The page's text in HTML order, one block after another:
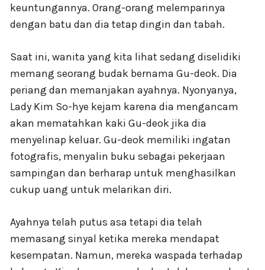
keuntungannya. Orang-orang melemparinya
dengan batu dan dia tetap dingin dan tabah.
Saat ini, wanita yang kita lihat sedang diselidiki
memang seorang budak bernama Gu-deok. Dia
periang dan memanjakan ayahnya. Nyonyanya,
Lady Kim So-hye kejam karena dia mengancam
akan mematahkan kaki Gu-deok jika dia
menyelinap keluar. Gu-deok memiliki ingatan
fotografis, menyalin buku sebagai pekerjaan
sampingan dan berharap untuk menghasilkan
cukup uang untuk melarikan diri.
Ayahnya telah putus asa tetapi dia telah
memasang sinyal ketika mereka mendapat
kesempatan. Namun, mereka waspada terhadap